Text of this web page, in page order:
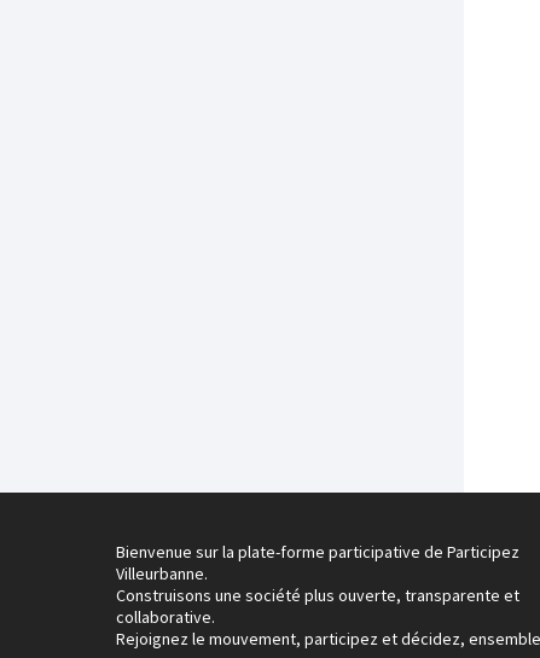
Bienvenue sur la plate-forme participative de Participez
Villeurbanne.
Construisons une société plus ouverte, transparente et
collaborative.
Rejoignez le mouvement, participez et décidez,